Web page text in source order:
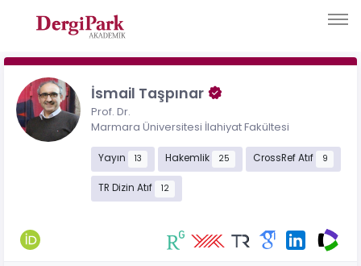
İsmail Taşpınar
Prof. Dr.
Marmara Üniversitesi İlahiyat Fakültesi
Yayın 13 Hakemlik 25 CrossRef Atıf 9
TR Dizin Atıf 12